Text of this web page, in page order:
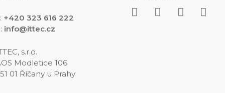
+420 323 616 222
info@ittec.cz
s.r.o.
Modletice 106
01 Říčany u Prahy